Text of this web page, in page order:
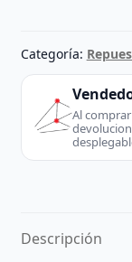
D40
T60M951.36.LF
portátil
Categoría:
Al
Descripción